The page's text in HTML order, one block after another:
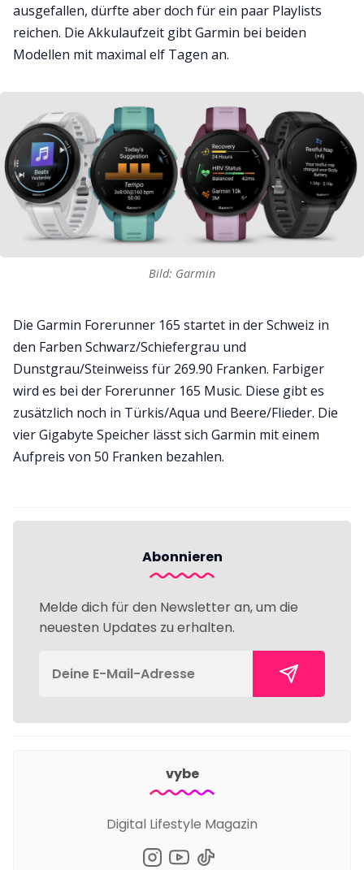
ausgefallen, dürfte aber doch für ein paar Playlists
reichen. Die Akkulaufzeit gibt Garmin bei beiden
Modellen mit maximal elf Tagen an.
Bild: Garmin
Die Garmin Forerunner 165 startet in der Schweiz in
den Farben Schwarz/Schiefergrau und
Dunstgrau/Steinweiss für 269.90 Franken. Farbiger
wird es bei der Forerunner 165 Music. Diese gibt es
zusätzlich noch in Türkis/Aqua und Beere/Flieder. Die
vier Gigabyte Speicher lässt sich Garmin mit einem
Aufpreis von 50 Franken bezahlen.
Abonnieren
Melde dich für den Newsletter an, um die
neuesten Updates zu erhalten.
vybe
Digital Lifestyle Magazin